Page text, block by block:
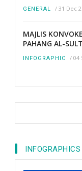
GENERAL / 31 Dec
MAJLIS
PAHANG AL-
INFOGRAPHIC / 04
INFOGRAPHICS